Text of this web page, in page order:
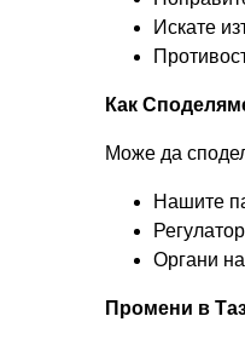
Искате
Как
Може да
Нашите
Органи
Промени в